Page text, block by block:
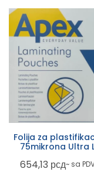
Folija za
75mikrona Ultra
laminaciju) 100
654,13 рсд~ sa